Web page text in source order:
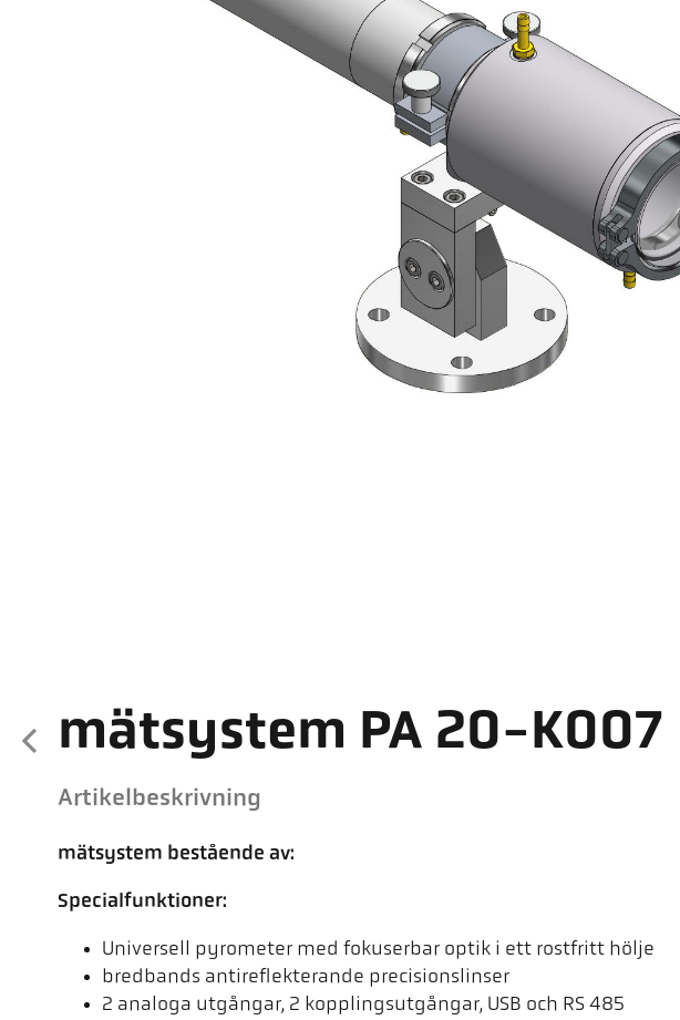
mätsystem PA 20-K007
Artikelbeskrivning
mätsystem bestående av:
Specialfunktioner:
Universell pyrometer med fokuserbar optik i ett rostfritt hölje
bredbands antireflekterande precisionslinser
2 analoga utgångar, 2 kopplingsutgångar, USB och RS 485